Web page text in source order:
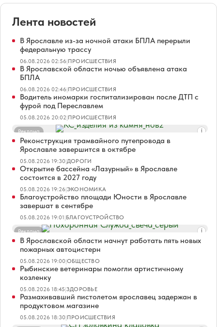
Лента новостей
В Ярославле из-за ночной атаки БПЛА перерыли
федеральную трассу
06.08.2026 02:56|ПРОИСШЕСТВИЯ
В Ярославской области ночью объявлена атака
БПЛА
06.08.2026 02:46|ПРОИСШЕСТВИЯ
Водитель иномарки госпитализирован после ДТП с
фурой под Переславлем
05.08.2026 20:02|ПРОИСШЕСТВИЯ
Реклама
Реконструкция трамвайного путепровода в
Ярославле завершится в октябре
05.08.2026 19:30|ДОРОГИ
Открытие бассейна «Лазурный» в Ярославле
состоится в 2027 году
05.08.2026 19:26|ЭКОНОМИКА
Благоустройство площади Юности в Ярославле
завершат в сентябре
05.08.2026 19:01|БЛАГОУСТРОЙСТВО
Реклама
В Ярославской области начнут работать пять новых
пожарных автоцистерн
05.08.2026 19:00|ОБЩЕСТВО
Рыбинские ветеринары помогли артистичному
козленку
05.08.2026 18:45|ЗДОРОВЬЕ
Размахивавший пистолетом ярославец задержан в
продуктовом магазине
05.08.2026 18:30|ПРОИСШЕСТВИЯ